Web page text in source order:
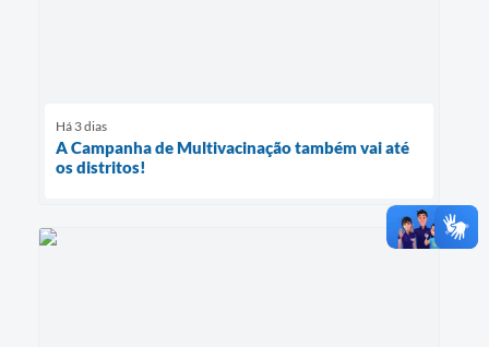
Há 3 dias
A Campanha de Multivacinação também vai até
os distritos!